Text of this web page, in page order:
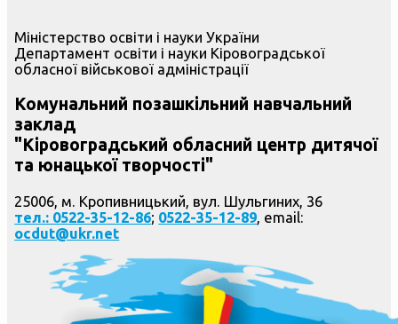
Міністерство освіти і науки України
Департамент освіти і науки Кіровоградської
обласної військової адміністрації
Комунальний позашкільний навчальний
заклад
"Кіровоградський обласний центр дитячої
та юнацької творчості"
25006, м. Кропивницький, вул. Шульгиних, 36
тел.: 0522-35-12-86; 0522-35-12-89, email:
ocdut@ukr.net